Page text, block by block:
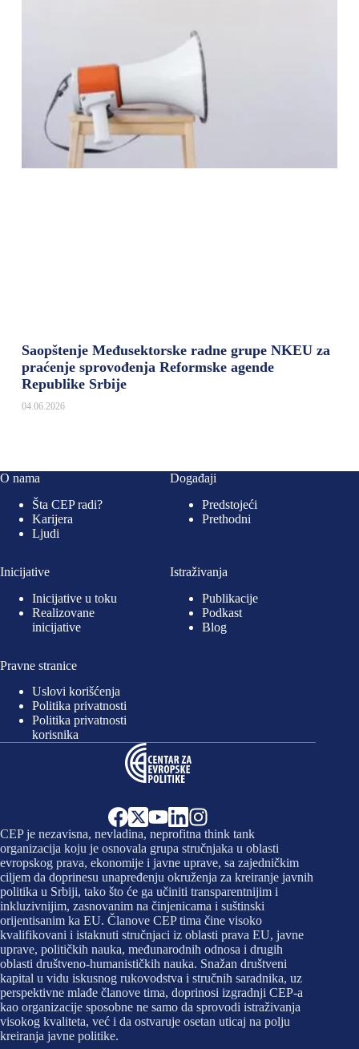
Saopštenje Međusektorske radne grupe NKEU za
praćenje sprovođenja Reformske agende
Republike Srbije
04.06.2026
O nama
Šta CEP radi?
Karijera
Ljudi
Događaji
Predstojeći
Prethodni
Inicijative
Inicijative u toku
Realizovane
inicijative
Istraživanja
Publikacije
Podkast
Blog
Pravne stranice
Uslovi korišćenja
Politika privatnosti
Politika privatnosti
korisnika
CEP je nezavisna, nevladina, neprofitna think tank
organizacija koju je osnovala grupa stručnjaka u oblasti
evropskog prava, ekonomije i javne uprave, sa zajedničkim
ciljem da doprinesu unapređenju okruženja za kreiranje javnih
politika u Srbiji, tako što će ga učiniti transparentnijim i
inkluzivnijim, zasnovanim na činjenicama i suštinski
orijentisanim ka EU. Članove CEP tima čine visoko
kvalifikovani i istaknuti stručnjaci iz oblasti prava EU, javne
uprave, političkih nauka, međunarodnih odnosa i drugih
oblasti društveno-humanističkih nauka. Snažan društveni
kapital u vidu iskusnog rukovodstva i stručnih saradnika, uz
perspektivne mlađe članove tima, doprinosi izgradnji CEP-a
kao organizacije sposobne ne samo da sprovodi istraživanja
visokog kvaliteta, već i da ostvaruje osetan uticaj na polju
kreiranja javne politike.